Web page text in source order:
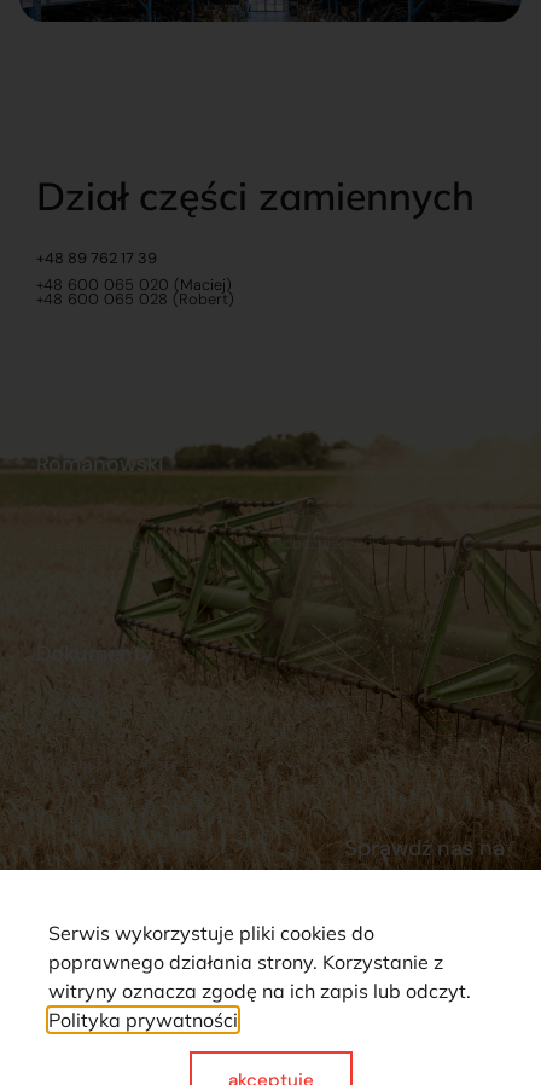
Dział części zamiennych
+48 89 762 17 39
+48 600 065 020 (Maciej)
+48 600 065 028 (Robert)
Dokumenty
Regulamin
Polityka prywatności
Reklamacje i zwroty
Dostawy
Płatności
Romanowski
Sklep internetowy
Praca
Ubezpieczenia
Sprawdź nas na
Strona wykorzystuje pliki cookie. Wszystkie prawa zastrzeżone ©
Serwis wykorzystuje pliki cookies do
poprawnego działania strony. Korzystanie z
witryny oznacza zgodę na ich zapis lub odczyt.
Polityka prywatności
akceptuje